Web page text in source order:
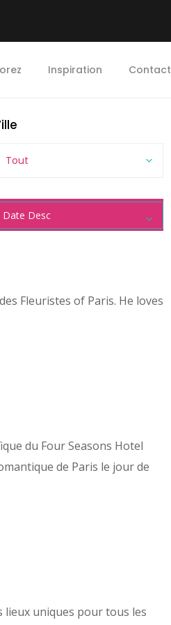
Inspiration Contact
Tout
Date Desc
Fleuristes of Paris. He loves
du Four Seasons Hotel
de Paris le jour de
lieux uniques pour tous les